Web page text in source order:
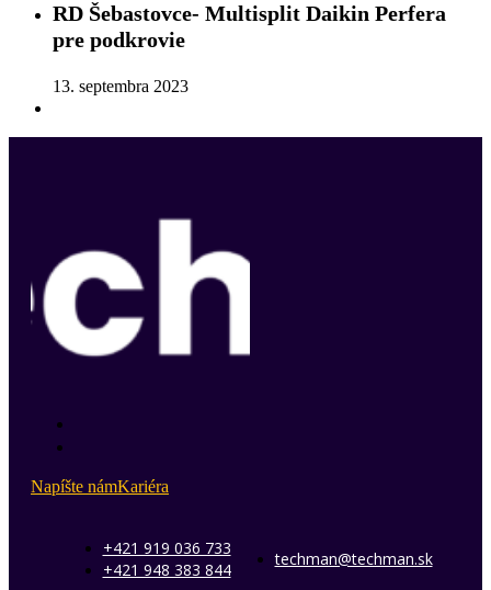
RD Šebastovce- Multisplit Daikin Perfera
pre podkrovie
13. septembra 2023
Napíšte námKariéra
+421 919 036 733
+421 948 383 844
techman@techman.sk